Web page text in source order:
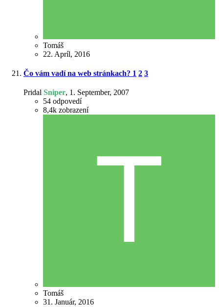
Tomáš
22. Apríl, 2016
Čo vám vadí na web stránkach? 1 2 3
Pridal Sniper, 1. September, 2007
54 odpovedí
8,4k zobrazení
Tomáš
31. Január, 2016